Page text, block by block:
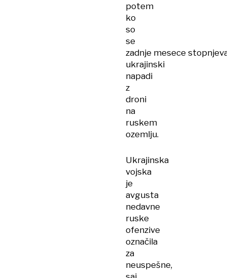
potem
ko
so
se
zadnje mesece
ukrajinski
napadi
z
droni
na
ruskem
ozemlju.
Ukrajinska
vojska
je
avgusta
nedavne
ruske
ofenzive
označila
za
neuspešne,